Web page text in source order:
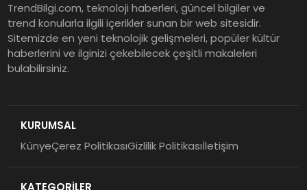
TrendBilgi.com, teknoloji haberleri, güncel bilgiler ve
trend konularla ilgili içerikler sunan bir web sitesidir.
Sitemizde en yeni teknolojik gelişmeleri, popüler kültür
haberlerini ve ilginizi çekebilecek çeşitli makaleleri
bulabilirsiniz.
KURUMSAL
KünyeÇerez PolitikasıGizlilik Politikasıİletişim